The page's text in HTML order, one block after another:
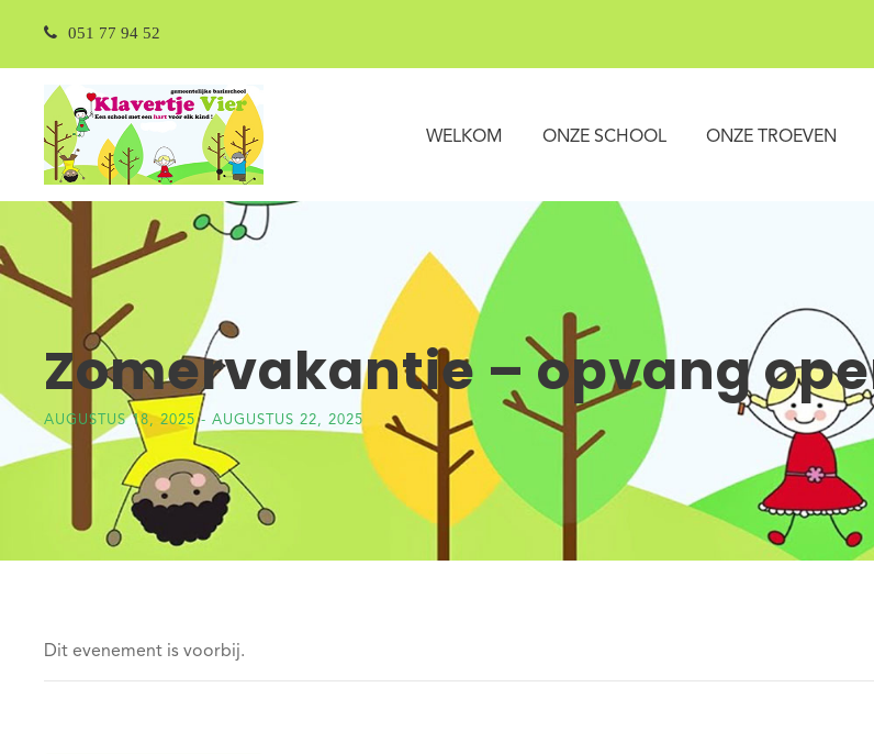
051 77 94 52
WELKOM ONZE SCHOOL ONZE TROEVEN
Zomervakantie – opvang
AUGUSTUS 18, 2025- AUGUSTUS 22, 2025
Dit evenement is voorbij.